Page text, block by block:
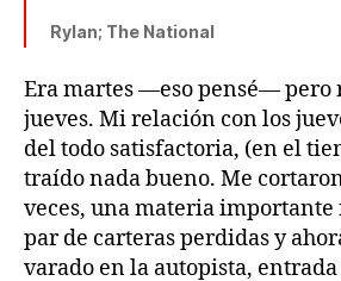
Rylan; The National
Era martes —eso pensé— pero
jueves. Mi relación con los
del todo satisfactoria, (en el
traído nada bueno. Me
veces, una materia
par de carteras perdidas y
varado en la autopista,